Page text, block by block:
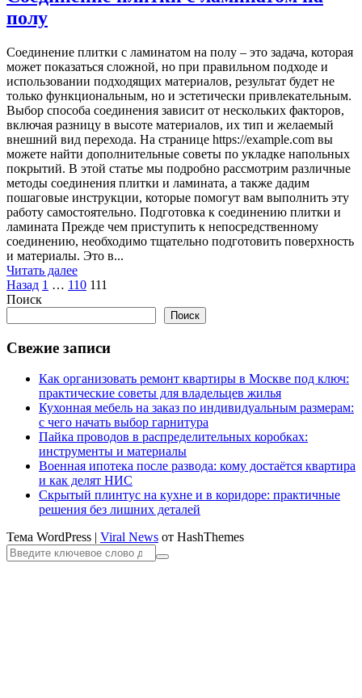
полу
Соединение плитки с ламинатом на полу – это задача, которая
может показаться сложной, но при правильном подходе и
использовании подходящих материалов, результат будет не
только функциональным, но и эстетически привлекательным.
Выбор способа соединения зависит от нескольких факторов,
включая разницу в высоте материалов, их тип и желаемый
внешний вид перехода. На странице https://example.com вы
можете найти дополнительные советы по укладке напольных
покрытий. В этой статье мы подробно рассмотрим различные
методы соединения плитки и ламината, а также дадим
пошаговые инструкции, которые помогут вам выполнить эту
работу самостоятельно. Подготовка к соединению плитки и
ламината Прежде чем приступить к непосредственному
соединению, необходимо тщательно подготовить поверхность
и материалы. Это в...
Читать далее
Пагинация
записей
Назад 1 … 110 111
Поиск
Поиск
Свежие записи
Как организовать ремонт квартиры в Москве под ключ:
практические советы для владельцев жилья
Кухонная мебель на заказ по индивидуальным размерам:
с чего начать выбор гарнитура
Пайка проводов в распределительных коробках:
инструменты и материалы
Военная ипотека после развода: кому достаётся квартира
и как делят НИС
Скрытый плинтус на кухне и в коридоре: практичные
решения без лишних деталей
Тема WordPress | Viral News от HashThemes